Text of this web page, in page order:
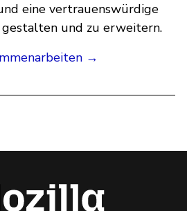
eine vertrauenswürdige
gestalten und zu erweitern.
→